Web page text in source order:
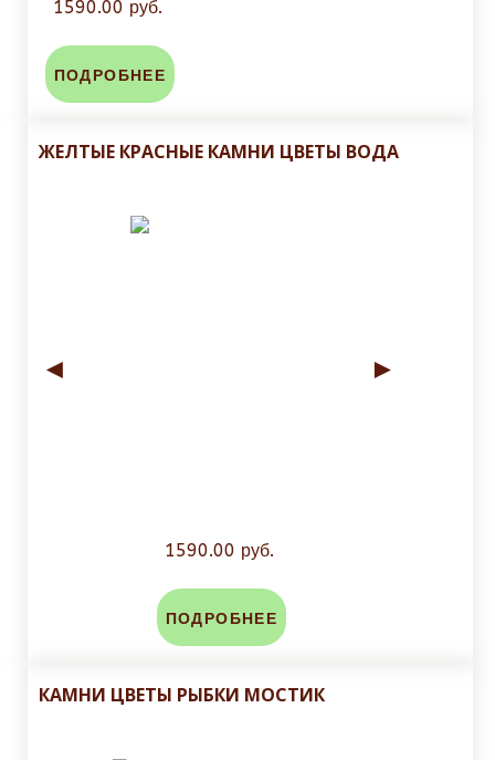
1590.00 руб.
ПОДРОБНЕЕ
ЖЕЛТЫЕ КРАСНЫЕ КАМНИ ЦВЕТЫ ВОДА
◄ ►
1590.00 руб.
ПОДРОБНЕЕ
КАМНИ ЦВЕТЫ РЫБКИ МОСТИК